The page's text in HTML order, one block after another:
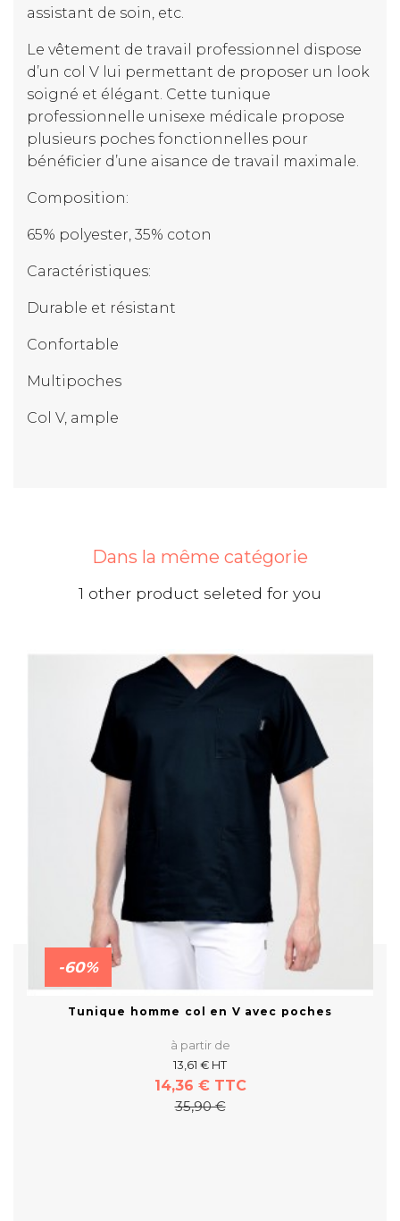
assistant de soin, etc.
Le vêtement de travail professionnel dispose
d’un col V lui permettant de proposer un look
soigné et élégant. Cette tunique
professionnelle unisexe médicale propose
plusieurs poches fonctionnelles pour
bénéficier d’une aisance de travail maximale.
Composition:
65% polyester, 35% coton
Caractéristiques:
Durable et résistant
Confortable
Multipoches
Col V, ample
Dans la même catégorie
1 other product seleted for you
-60%
Tunique homme col en V avec poches
à partir de
13,61 € HT
14,36 € TTC
35,90 €